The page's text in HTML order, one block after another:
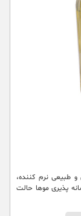
طبیعی نرم کننده،
پذیری موها حالت